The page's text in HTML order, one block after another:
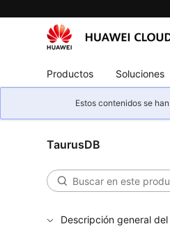
Productos Soluciones
Estos contenidos se
TaurusDB
Descripción general